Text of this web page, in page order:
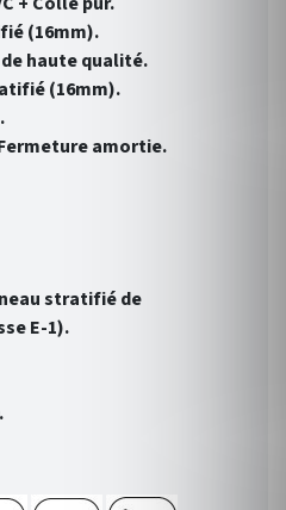
(16mm).
haute qualité.
(16mm).
amortie.
stratifié de
E-1).